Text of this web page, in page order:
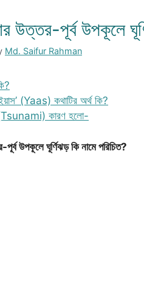
উত্তর-পূর্ব উপকূলে
Md. Saifur Rahman
(Yaas) কথাটির অর্থ কি?
(Tsunami) কারণ হলো-
উপকূলে ঘূর্ণিঝড় কি নামে পরিচিত?